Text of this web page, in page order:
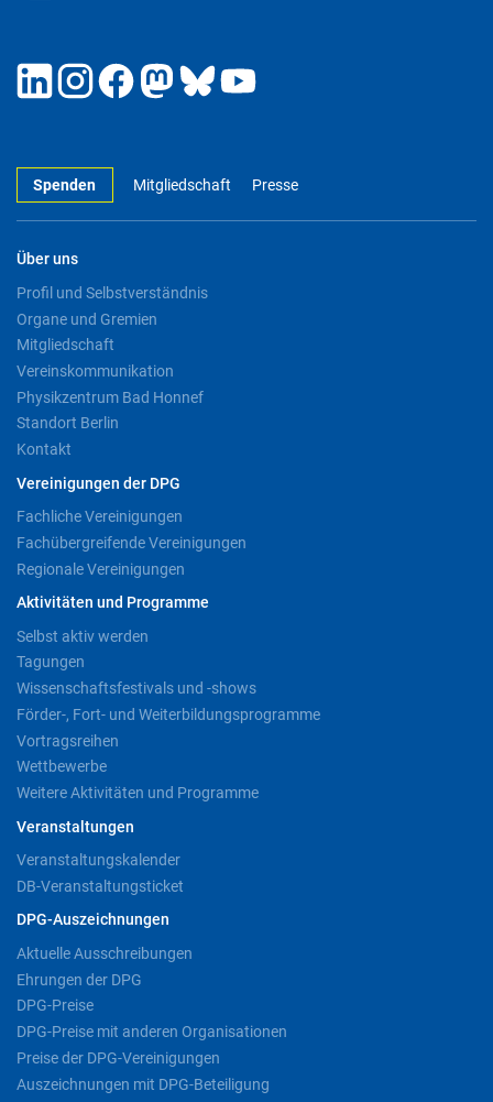
Spenden Mitgliedschaft Presse
Über uns
Profil und Selbstverständnis
Organe und Gremien
Mitgliedschaft
Vereinskommunikation
Physikzentrum Bad Honnef
Standort Berlin
Kontakt
Vereinigungen der DPG
Fachliche Vereinigungen
Fachübergreifende Vereinigungen
Regionale Vereinigungen
Aktivitäten und Programme
Selbst aktiv werden
Tagungen
Wissenschaftsfestivals und -shows
Förder-, Fort- und Weiterbildungsprogramme
Vortragsreihen
Wettbewerbe
Weitere Aktivitäten und Programme
Veranstaltungen
Veranstaltungskalender
DB-Veranstaltungsticket
DPG-Auszeichnungen
Aktuelle Ausschreibungen
Ehrungen der DPG
DPG-Preise
DPG-Preise mit anderen Organisationen
Preise der DPG-Vereinigungen
Auszeichnungen mit DPG-Beteiligung